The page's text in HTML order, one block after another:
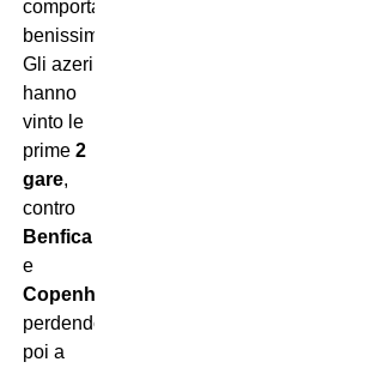
comportando
benissimo.
Gli azeri
hanno
vinto le
prime2
gare,
contro
Benfica
e
Copenhagen
perdendo
poi a